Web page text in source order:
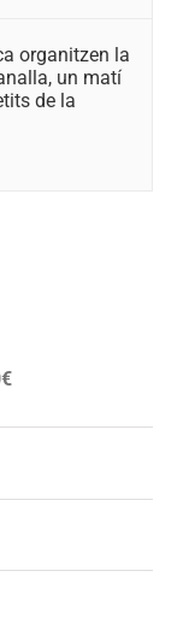
organitzen la
un matí
de la
€